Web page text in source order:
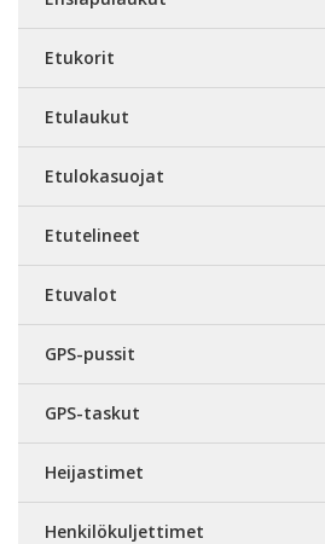
Etukorit
Etulaukut
Etulokasuojat
Etutelineet
Etuvalot
GPS-pussit
GPS-taskut
Heijastimet
Henkilökuljettimet